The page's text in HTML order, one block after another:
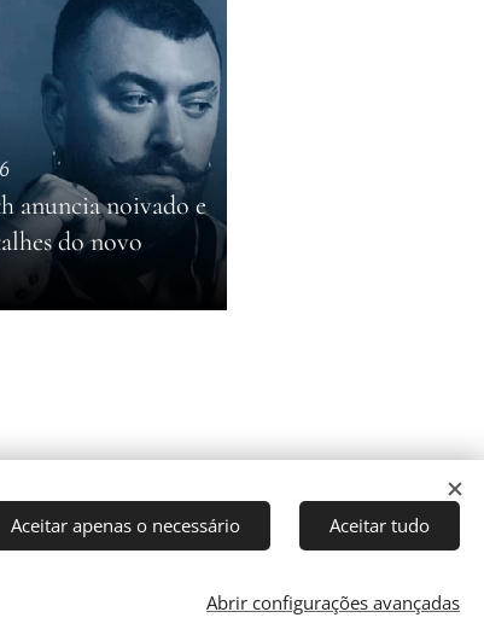
anuncia noivado e
do novo
Cookies
Aceitar apenas o necessário Aceitar tudo
Abrir configurações avançadas